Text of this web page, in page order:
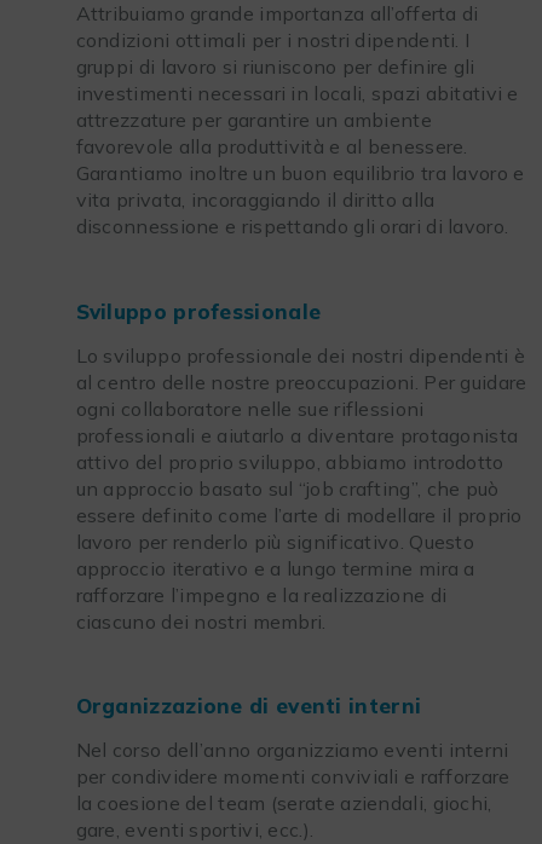
Attribuiamo grande importanza all’offerta di
condizioni ottimali per i nostri dipendenti. I
gruppi di lavoro si riuniscono per definire gli
investimenti necessari in locali, spazi abitativi e
attrezzature per garantire un ambiente
favorevole alla produttività e al benessere.
Garantiamo inoltre un buon equilibrio tra lavoro e
vita privata, incoraggiando il diritto alla
disconnessione e rispettando gli orari di lavoro.
Sviluppo professionale
Lo sviluppo professionale dei nostri dipendenti è
al centro delle nostre preoccupazioni. Per guidare
ogni collaboratore nelle sue riflessioni
professionali e aiutarlo a diventare protagonista
attivo del proprio sviluppo, abbiamo introdotto
un approccio basato sul “job crafting”, che può
essere definito come l’arte di modellare il proprio
lavoro per renderlo più significativo. Questo
approccio iterativo e a lungo termine mira a
rafforzare l’impegno e la realizzazione di
ciascuno dei nostri membri.
Organizzazione di eventi interni
Nel corso dell’anno organizziamo eventi interni
per condividere momenti conviviali e rafforzare
la coesione del team (serate aziendali, giochi,
gare, eventi sportivi, ecc.).